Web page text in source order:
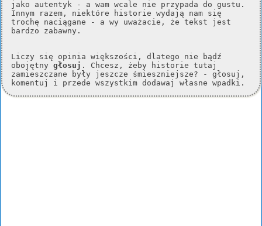
jako autentyk - a wam wcale nie przypada do gustu.
Innym razem, niektóre historie wydają nam się
trochę naciągane - a wy uważacie, że tekst jest
bardzo zabawny.
Liczy się opinia większości, dlatego nie bądź
obojętny głosuj . Chcesz, żeby historie tutaj
zamieszczane były jeszcze śmieszniejsze? - głosuj,
komentuj i przede wszystkim dodawaj własne wpadki.